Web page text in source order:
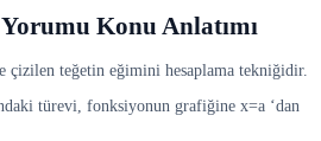
Konu Anlatımı
teğetin eğimini hesaplama tekniğidir.
türevi, fonksiyonun grafiğine x=a ‘dan